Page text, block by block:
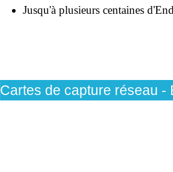
Jusqu'à plusieurs centaines
Cartes de capture réseau -